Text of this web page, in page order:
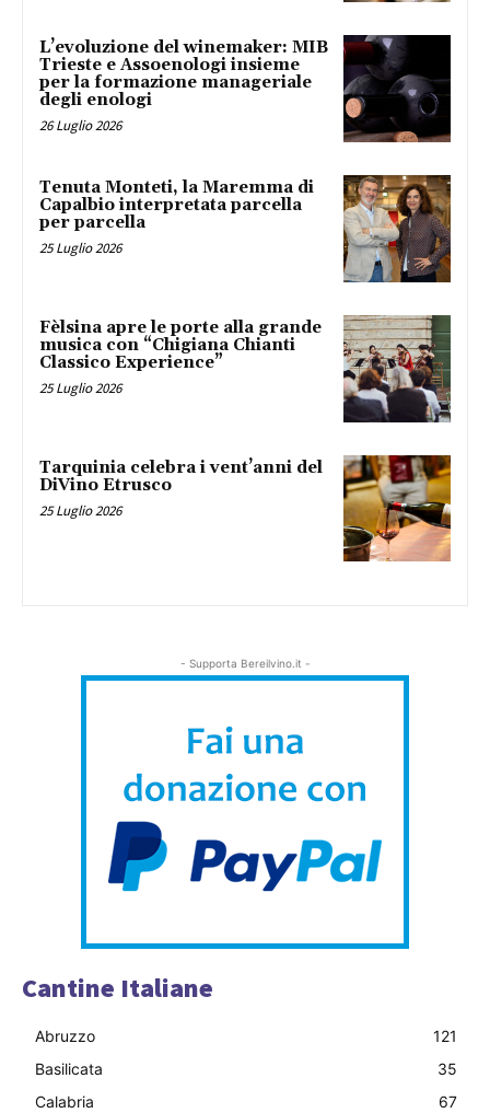
L’evoluzione del winemaker: MIB
Trieste e Assoenologi insieme
per la formazione manageriale
degli enologi
26 Luglio 2026
Tenuta Monteti, la Maremma di
Capalbio interpretata parcella
per parcella
25 Luglio 2026
Fèlsina apre le porte alla grande
musica con “Chigiana Chianti
Classico Experience”
25 Luglio 2026
Tarquinia celebra i vent’anni del
DiVino Etrusco
25 Luglio 2026
- Supporta Bereilvino.it -
Cantine Italiane
Abruzzo
121
Basilicata
35
Calabria
67